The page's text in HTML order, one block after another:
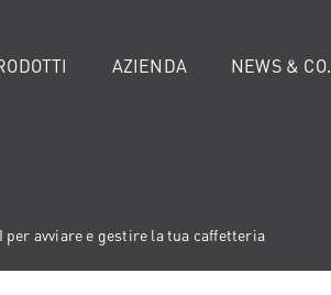
AZIENDA NEWS & CO.
per avviare e gestire la tua caffetteria